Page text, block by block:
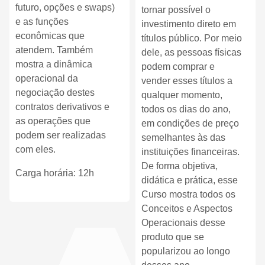
futuro, opções e swaps)
e as funções
econômicas que
atendem. Também
mostra a dinâmica
operacional da
negociação destes
contratos derivativos e
as operações que
podem ser realizadas
com eles.
Carga horária: 12h
tornar possível o
investimento direto em
títulos público. Por meio
dele, as pessoas físicas
podem comprar e
vender esses títulos a
qualquer momento,
todos os dias do ano,
em condições de preço
semelhantes às das
instituições financeiras.
De forma objetiva,
didática e prática, esse
Curso mostra todos os
Conceitos e Aspectos
Operacionais desse
produto que se
popularizou ao longo